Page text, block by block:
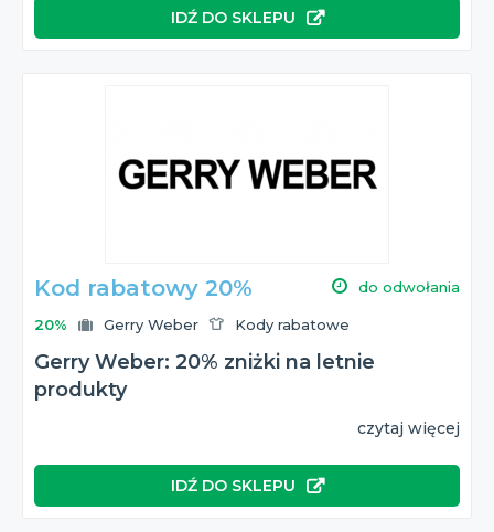
IDŹ DO SKLEPU
Kod rabatowy 20% do odwołania
20% Gerry Weber Kody rabatowe
Gerry Weber: 20% zniżki na letnie
produkty
czytaj więcej
IDŹ DO SKLEPU